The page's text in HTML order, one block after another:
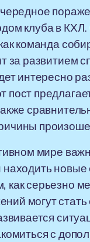
клуба в
команда
за развитием
интересно
мире
серьезно
могут
с